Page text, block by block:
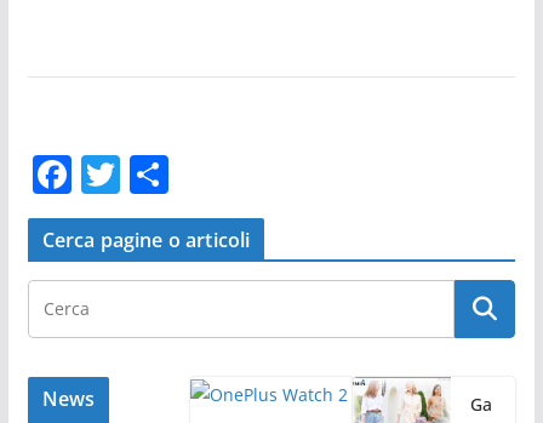
F
a
c
e
b
o
o
T
w
itt
er
C
o
n
di
vi
di
Cerca pagine o articoli
News
Ga